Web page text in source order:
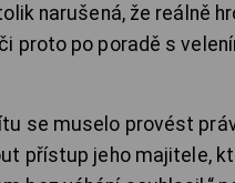
narušená, že reálně
proto po poradě s
se muselo provést
přístup jeho majitele,